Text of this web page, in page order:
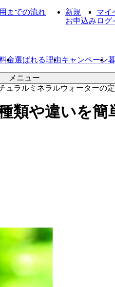
メニュー
金選ばれる理由キャンペーン
までの流れ
新規
お申込み
マイ
ログ
ュラルミネラルウォーターの
類や違いを簡